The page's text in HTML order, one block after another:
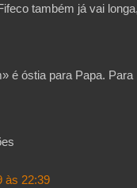
também já vai
é óstia para Papa. Para
às 22:39